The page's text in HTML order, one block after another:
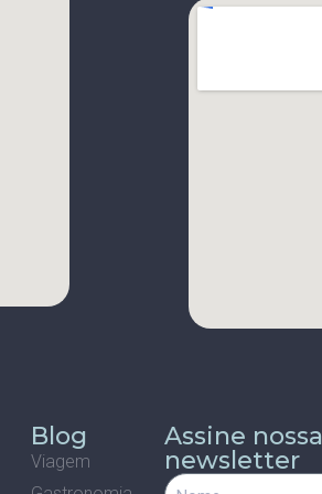
Blog
Viagem
Assine nossa
newsletter